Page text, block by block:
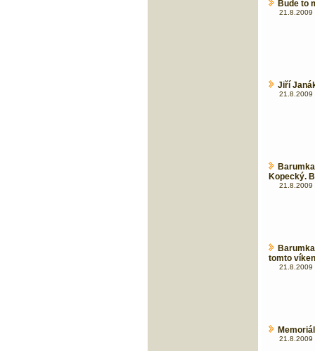
Bude to
21.8.2009
Jiří
21.8.2009
Kopecký.
21.8.2009
tomto
21.8.2009
21.8.2009